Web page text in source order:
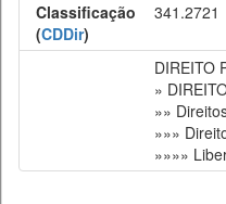
Classificação
(CDDir)
341.2721
DIREITO
»
»»
»»»
»»»»